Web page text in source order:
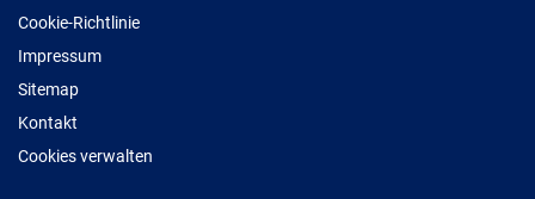
Cookie-Richtlinie
Impressum
Sitemap
Kontakt
Cookies verwalten